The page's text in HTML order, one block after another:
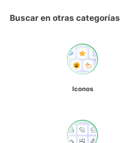
Buscar en otras categorías
Iconos